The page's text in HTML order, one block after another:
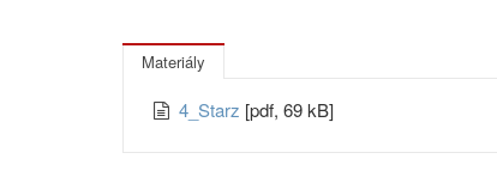
Materiály
4_Starz [pdf, 69 kB]